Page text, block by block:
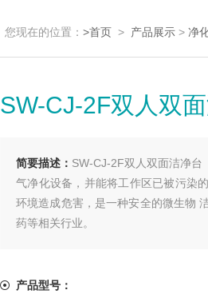
您现在的位置： >首页 > 产品展示 > 净
SW-CJ-2F双人双
简要描述： SW-CJ-2F双人双面洁净台
气净化设备，并能将工作区已被污染
环境造成危害，是一种安全的微生物
药等相关行业。
产品型号：